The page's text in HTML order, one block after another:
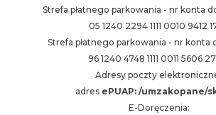
Strefa płatnego parkowania - nr konta
05 1240 2294 1111 0010 9412
Strefa płatnego parkowania - nr konta
96 1240 4748 1111 0011 5606
Adresy poczty
adres ePUAP: /umzakopane/
E-Doręczenia: